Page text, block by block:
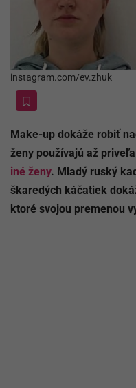
instagram.com/ev.zhuk
Make-up dokáže robiť
ženy používajú až
iné ženy. Mladý ruský
škaredých káčatiek
ktoré svojou premenou